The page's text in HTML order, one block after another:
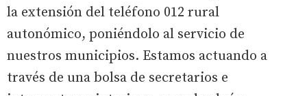
la extensión del teléfono 012 rural
autonómico, poniéndolo al servicio de
nuestros municipios. Estamos actuando a
través de una bolsa de secretarios e